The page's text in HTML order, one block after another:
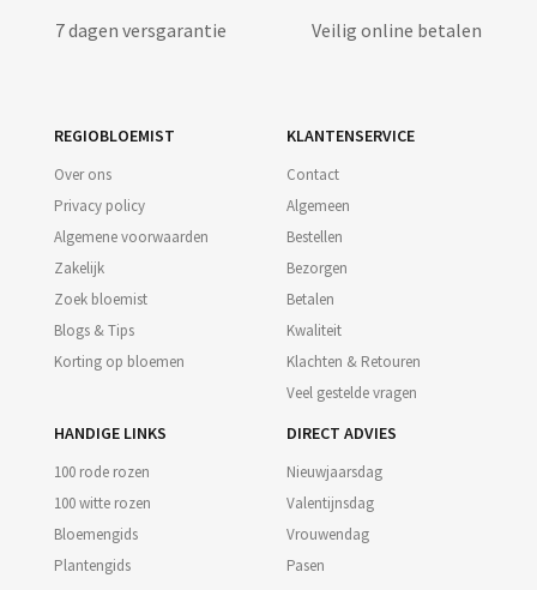
7 dagen versgarantie Veilig online betalen
REGIOBLOEMIST
Over ons
Privacy policy
Algemene voorwaarden
Zakelijk
Zoek bloemist
Blogs & Tips
Korting op bloemen
KLANTENSERVICE
Contact
Algemeen
Bestellen
Bezorgen
Betalen
Kwaliteit
Klachten & Retouren
Veel gestelde vragen
HANDIGE LINKS
100 rode rozen
100 witte rozen
Bloemengids
Plantengids
DIRECT ADVIES
Nieuwjaarsdag
Valentijnsdag
Vrouwendag
Pasen